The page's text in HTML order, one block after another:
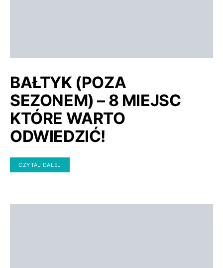
BAŁTYK (POZA
SEZONEM) – 8 MIEJSC
KTÓRE WARTO
ODWIEDZIĆ!
CZYTAJ DALEJ